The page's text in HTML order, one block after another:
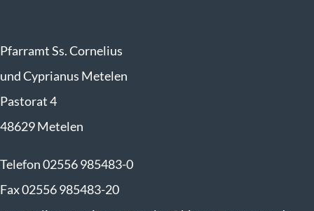
Pfarramt Ss. Cornelius
und Cyprianus Metelen
Pastorat 4
48629 Metelen
Telefon 02556 985483-0
Fax 02556 985483-20